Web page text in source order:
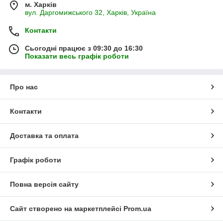
м. Харків
вул. Даргомижського 32, Харків, Україна
Контакти
Сьогодні працює з 09:30 до 16:30
Показати весь графік роботи
Про нас
Контакти
Доставка та оплата
Графік роботи
Повна версія сайту
Сайт створено на маркетплейсі Prom.ua